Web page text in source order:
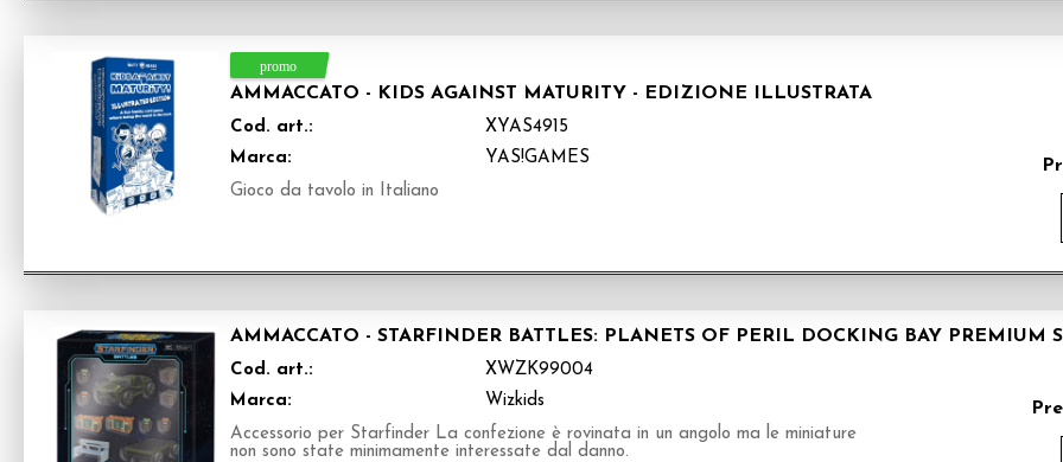
AMMACCATO - KIDS AGAINST MATURITY - EDIZIONE ILLUSTRATA
Cod. art.:
XYAS4915
Marca:
YAS!GAMES
Gioco da tavolo in Italiano
AMMACCATO - STARFINDER BATTLES: PLANETS OF PERIL DOCKING BAY PREMIUM
Cod. art.:
XWZK99004
Marca:
Wizkids
Accessorio per Starfinder La confezione è rovinata in un angolo ma le miniature
non sono state minimamente interessate dal danno.